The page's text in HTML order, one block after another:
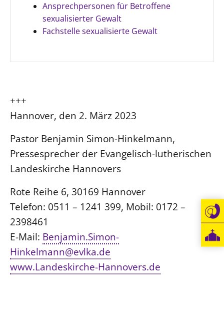
Ansprechpersonen für Betroffene
sexualisierter Gewalt
Fachstelle sexualisierte Gewalt
+++
Hannover, den 2. März 2023
Pastor Benjamin Simon-Hinkelmann,
Pressesprecher der Evangelisch-lutherischen
Landeskirche Hannovers
Rote Reihe 6, 30169 Hannover
Telefon: 0511 – 1241 399, Mobil: 0172 –
2398461
E-Mail: Benjamin.Simon-
Hinkelmann@evlka.de
www.Landeskirche-Hannovers.de
Corporate Design
Interventionsplan
Kantine Speiseplan
Klimaschutzgesetz
NKVK
Öffentlichkeitsarbeit
Personalausschuss
Projektmanagement
Recht
Terminstundenplaner